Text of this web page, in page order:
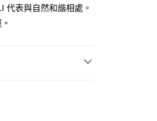
際商業銀行
銀行
代表與自然和諧相處。